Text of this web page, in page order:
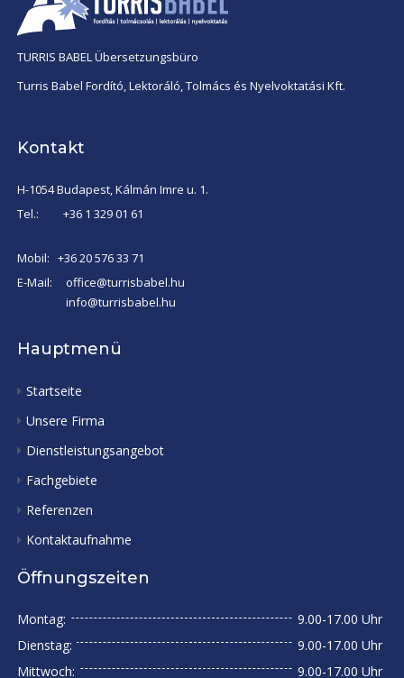
TURRIS BABEL Übersetzungsbüro
Turris Babel Fordító, Lektoráló, Tolmács és Nyelvoktatási Kft.
Kontakt
H-1054 Budapest, Kálmán Imre u. 1.
Tel.:
+36 1 329 01 61
Mobil: +36 20 576 33 71
E-Mail:
office@turrisbabel.hu
info@turrisbabel.hu
Hauptmenü
Startseite
Unsere Firma
Dienstleistungsangebot
Fachgebiete
Referenzen
Kontaktaufnahme
Öffnungszeiten
Montag:
9.00-17.00 Uhr
Dienstag:
9.00-17.00 Uhr
Mittwoch:
9.00-17.00 Uhr